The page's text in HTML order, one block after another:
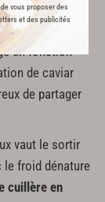
vous proposer des
et des publicités
signe de
doivent rouler
en fonction
de caviar
de partager
vaut le sortir
le froid dénature
cuillère en